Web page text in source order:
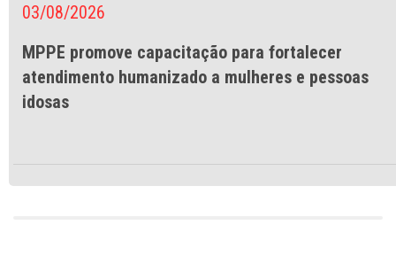
03/08/2026
MPPE promove capacitação para fortalecer
atendimento humanizado a mulheres e pessoas
idosas